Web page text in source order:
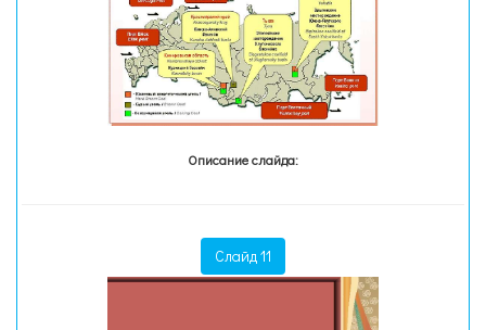
Описание слайда:
Слайд 11